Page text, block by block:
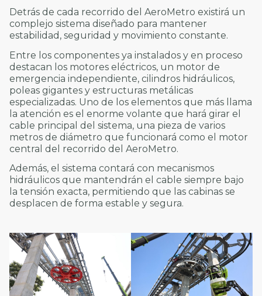
Detrás de cada recorrido del AeroMetro existirá un
complejo sistema diseñado para mantener
estabilidad, seguridad y movimiento constante.
Entre los componentes ya instalados y en proceso
destacan los motores eléctricos, un motor de
emergencia independiente, cilindros hidráulicos,
poleas gigantes y estructuras metálicas
especializadas. Uno de los elementos que más llama
la atención es el enorme volante que hará girar el
cable principal del sistema, una pieza de varios
metros de diámetro que funcionará como el motor
central del recorrido del AeroMetro.
Además, el sistema contará con mecanismos
hidráulicos que mantendrán el cable siempre bajo
la tensión exacta, permitiendo que las cabinas se
desplacen de forma estable y segura.